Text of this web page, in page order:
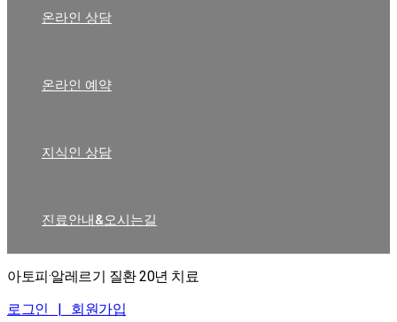
온라인 상담
온라인 예약
지식인 상담
진료안내&오시는길
아토피·알레르기 질환 20년 치료
로그인 | 회원가입